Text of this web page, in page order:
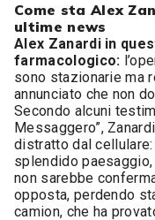
Come sta Alex
ultime news
Alex Zanardi in
farmacologico:
sono stazionarie ma
annunciato che non
Secondo alcuni
Messaggero”,
distratto dal
splendido
non sarebbe
opposta, perdendo
camion, che ha